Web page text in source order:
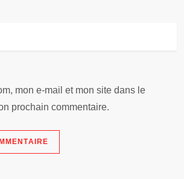
mon e-mail et mon site dans le
prochain commentaire.